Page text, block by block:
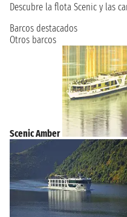
Descubre la flota Scenic y las
Barcos destacados
Otros barcos
Scenic Amber